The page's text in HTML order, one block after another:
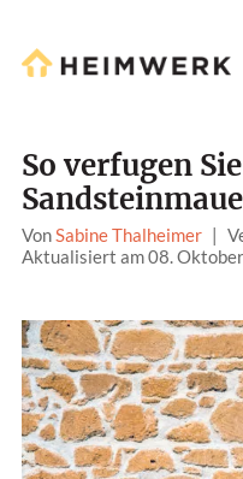
So verfugen
VonSabine Thalheimer |
Aktualisiert am 08.